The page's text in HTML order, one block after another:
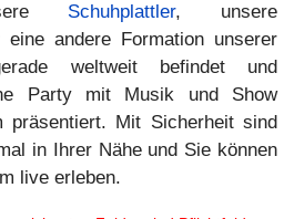
Schuhplattler, unsere
eine andere Formation unserer
weltweit befindet und
Party mit Musik und Show
präsentiert. Mit Sicherheit sind
in Ihrer Nähe und Sie können
live erleben.